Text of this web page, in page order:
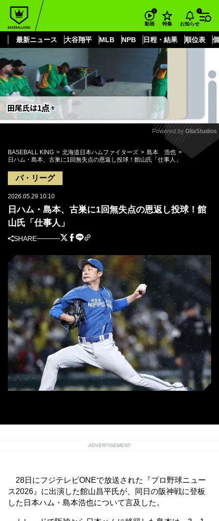
動画 特集 お知らせ
最新ニュース 大谷翔平 MLB NPB 日程・結果 順位表
もっと見る
Mute
Powered by GliaStudios
BASEBALL KING 北海道日本ハムファイターズ
島本 浩也
日ハム・島本、古巣に1回無失点の恩返し投球！館山氏「仕事人」
パ・リーグ
2026.05.29 10:10
日ハム・島本、古巣に1回無失点の恩返し投球！館
山氏「仕事人」
SHARE
ADVERTISEMENT
28日にフジテレビONEで放送された『プロ野球ニュー
ス2026』に出演した館山昌平氏が、同日の阪神戦に登板
した日本ハム・島本浩也について言及した。